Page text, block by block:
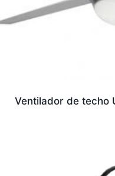
Ventilador de techo